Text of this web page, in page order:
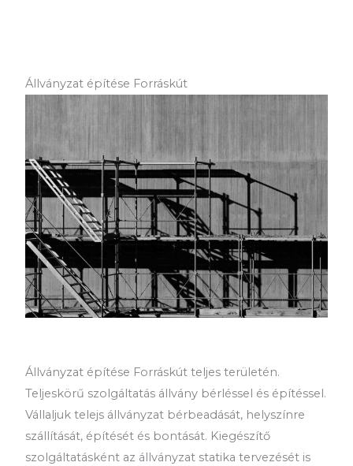
Állványzat építése Forráskút
Állványzat építése Forráskút teljes területén.
Teljeskörű szolgáltatás állvány bérléssel és építéssel.
Vállaljuk telejs állványzat bérbeadását, helyszínre
szállítását, építését és bontását. Kiegészítő
szolgáltatásként az állványzat statika tervezését is